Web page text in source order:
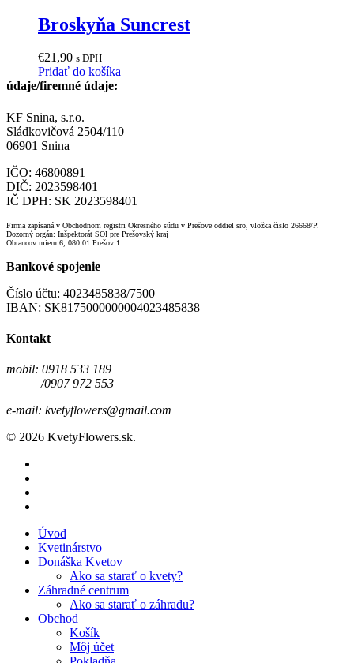
Broskyňa Suncrest
€21,90 s DPH
Pridať do košíka
údaje/firemné údaje:
KF Snina, s.r.o.
Sládkovičová 2504/110
06901 Snina
IČO: 46800891
DIČ: 2023598401
IČ DPH: SK 2023598401
Firma zapísaná v Obchodnom registri Okresného súdu v Prešove oddiel sro, vložka čislo 26668/P.
Dozorný orgán: Inšpektorát SOI pre Prešovský kraj
Obrancov mieru 6, 080 01 Prešov 1
Bankové spojenie
Číslo účtu: 4023485838/7500
IBAN: SK8175000000004023485838
Kontakt
mobil: 0918 533 189
/0907 972 553
e-mail: kvetyflowers@gmail.com
© 2026 KvetyFlowers.sk.
Úvod
Kvetinárstvo
Donáška Kvetov
Ako sa starať o kvety?
Záhradné centrum
Ako sa starať o záhradu?
Obchod
Košík
Môj účet